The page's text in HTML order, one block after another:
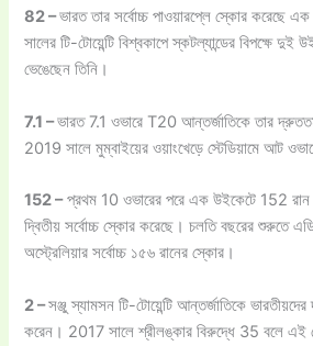
82 –ভারত তার সর্বোচ্চ পাওয়ারপ্লে স্কোর করেছে
সালের টি-টোয়েন্টি বিশ্বকাপে স্কটল্যান্ডের বিপক্ষে দুই
ভেঙেছেন তিনি।
7.1 –ভারত 7.1 ওভারে T20 আন্তর্জাতিকে তার
2019 সালে মুম্বাইয়ের ওয়াংখেড়ে স্টেডিয়ামে আট
152 –প্রথম 10 ওভারের পরে এক উইকেটে 152 রান
দ্বিতীয় সর্বোচ্চ স্কোর করেছে। চলতি বছরের শুরুতে
অস্ট্রেলিয়ার সর্বোচ্চ ১৫৬ রানের স্কোর।
2 –সঞ্জু স্যামসন টি-টোয়েন্টি আন্তর্জাতিকে ভারতীয়দের
করেন। 2017 সালে শ্রীলঙ্কার বিরুদ্ধে 35 বলে এই